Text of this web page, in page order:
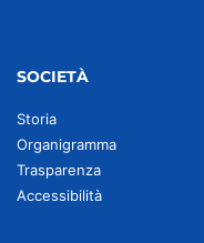
SOCIETÀ
Storia
Organigramma
Trasparenza
Accessibilità